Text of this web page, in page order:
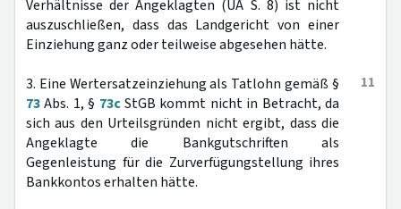
Verhältnisse der Angeklagten (UA S. 8) ist nicht
auszuschließen, dass das Landgericht von einer
Einziehung ganz oder teilweise abgesehen hätte.
11
3. Eine Wertersatzeinziehung als Tatlohn gemäß §
73Abs. 1, § 73cStGB kommt nicht in Betracht, da
sich aus den Urteilsgründen nicht ergibt, dass die
Angeklagte die Bankgutschriften als
Gegenleistung für die Zurverfügungstellung ihres
Bankkontos erhalten hätte.